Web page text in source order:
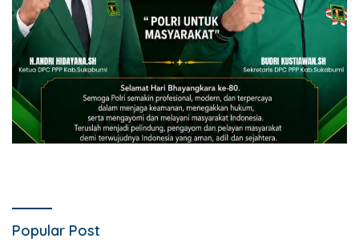
Popular Post